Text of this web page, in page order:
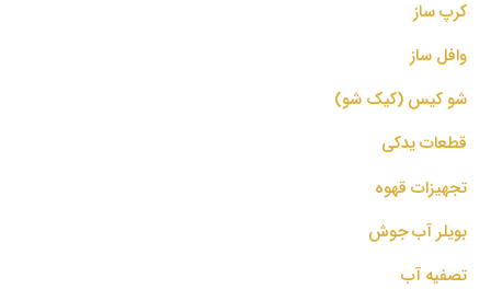
کرپ ساز
وافل ساز
شو کیس (کیک شو)
قطعات یدکی
تجهیزات قهوه
بویلر آب جوش
تصفیه آب